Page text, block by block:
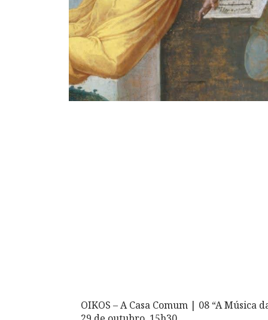
OIKOS – A Casa Comum | 08 “A Música